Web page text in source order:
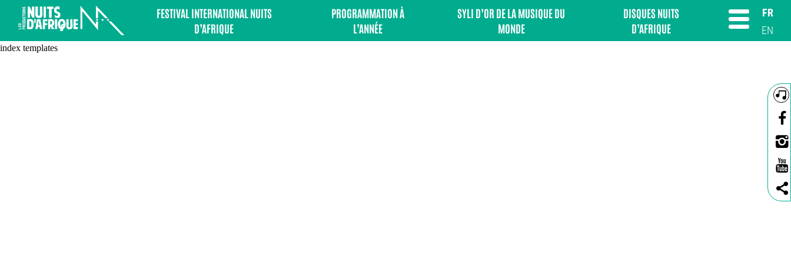
FESTIVAL INTERNATIONAL NUITS
D’AFRIQUE
PROGRAMMATION À
L’ANNÉE
SYLI D’OR DE LA MUSIQUE DU
MONDE
DISQUES NUITS
D’AFRIQUE
FR
EN
index templates